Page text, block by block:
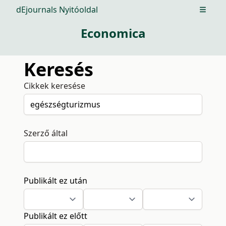
dEjournals Nyitóoldal Open
Economica
Keresés
Cikkek keresése
Szerző által
Publikált ez után
Publikált ez előtt